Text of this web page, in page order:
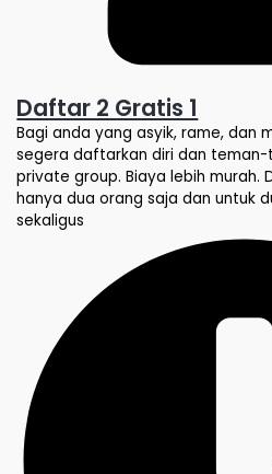
Daftar 2 Gratis 1
Bagi anda yang asyik, rame, dan
segera daftarkan diri dan
private group. Biaya lebih
hanya dua orang saja dan untuk
sekaligus